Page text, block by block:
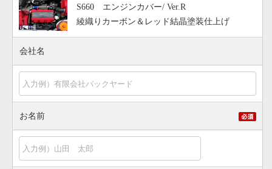
S660 エンジンカバー/ Ver.R
綾織りカーボン＆レッド結晶塗装仕上げ
会社名
お名前